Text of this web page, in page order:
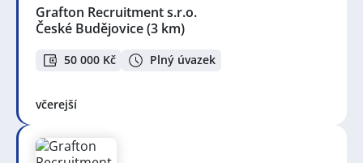
Grafton Recruitment s.r.o.
České Budějovice(3 km)
50 000 Kč Plný úvazek
včerejší